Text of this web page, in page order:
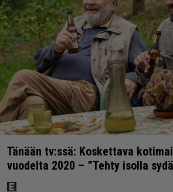
Tänään tv:ssä: Koskettava
vuodelta 2020 – ”Tehty isolla